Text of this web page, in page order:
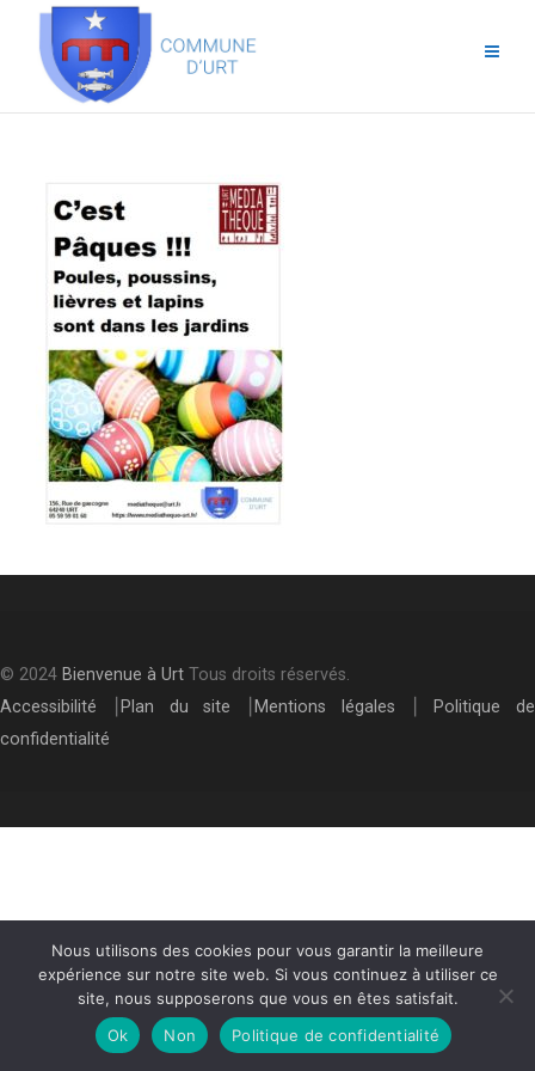
© 2024 Bienvenue à Urt Tous droits réservés.
Accessibilité
Plan du site Mentions légales
Politique de
confidentialité
Nous utilisons des cookies pour vous garantir la meilleure
expérience sur notre site web. Si vous continuez à utiliser ce
site, nous supposerons que vous en êtes satisfait.
Ok
Non Politique de confidentialité